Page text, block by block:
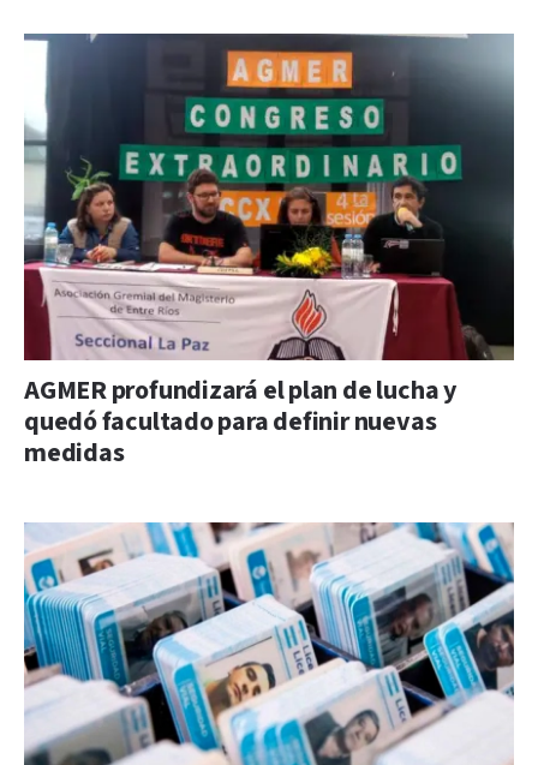
AGMER profundizará el plan de lucha y
quedó facultado para definir nuevas
medidas